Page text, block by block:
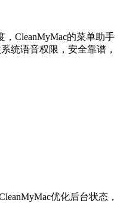
CleanMyMac的菜单助手
统语音权限，安全靠谱，
优化后台状态，